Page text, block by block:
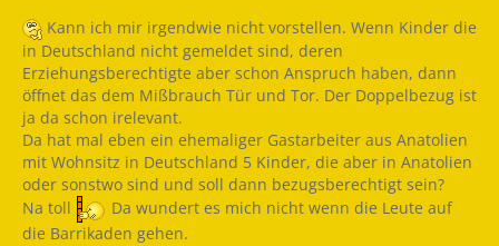
Kann ich mir irgendwie nicht vorstellen. Wenn Kinder die
in Deutschland nicht gemeldet sind, deren
Erziehungsberechtigte aber schon Anspruch haben, dann
öffnet das dem Mißbrauch Tür und Tor. Der Doppelbezug ist
ja da schon irelevant.
Da hat mal eben ein ehemaliger Gastarbeiter aus Anatolien
mit Wohnsitz in Deutschland 5 Kinder, die aber in Anatolien
oder sonstwo sind und soll dann bezugsberechtigt sein?
Na toll
Da wundert es mich nicht wenn die Leute auf
die Barrikaden gehen.